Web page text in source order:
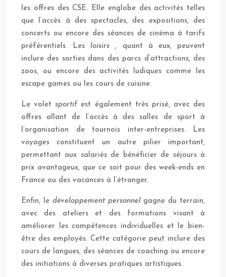
les offres des CSE. Elle englobe des activités telles
que l’accès à des spectacles, des expositions, des
concerts ou encore des séances de cinéma à tarifs
préférentiels. Les loisirs, quant à eux, peuvent
inclure des sorties dans des parcs d’attractions, des
zoos, ou encore des activités ludiques comme les
escape games ou les cours de cuisine.
Le voletsportif est également très prisé, avec des
offres allant de l’accès à des salles de sport à
l’organisation de tournois inter-entreprises. Les
voyages constituent un autre pilier important,
permettant aux salariés de bénéficier de séjours à
prix avantageux, que ce soit pour des week-ends en
France ou des vacances à l’étranger.
Enfin, le développement personnel gagne du terrain,
avec des ateliers et des formations visant à
améliorer les compétences individuelles et le bien-
être des employés. Cette catégorie peut inclure des
cours de langues, des séances de coaching ou encore
des initiations à diverses pratiques artistiques.